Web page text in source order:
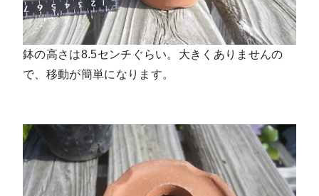
鉢の高さは8.5センチぐらい。大きくありませんの
で、移動が簡単になります。